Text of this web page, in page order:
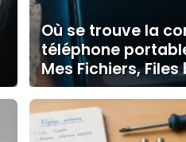
Où se trouve la
téléphone
Mes Fichiers,